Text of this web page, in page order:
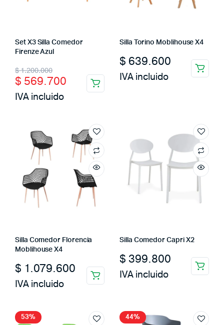
Set X3 Silla Comedor
Firenze Azul
$1.200.000
Original
price
was:
$ 569.700
Current
price
is:
IVA incluido
Silla Torino Moblihouse X4
$ 639.600
IVA incluido
Silla Comedor Florencia
Moblihouse X4
$ 1.079.600
IVA incluido
Silla Comedor Capri X2
$ 399.800
IVA incluido
53% 44%